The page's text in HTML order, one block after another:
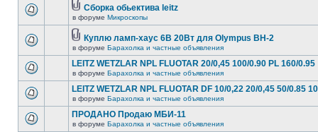
Сборка обьектива leitz
в форуме Микроскопы
Куплю ламп-хаус 6В 20Вт для Olympus BH-2
в форуме Барахолка и частные объявления
LEITZ WETZLAR NPL FLUOTAR 20/0,45 100/0.90 PL 160/0.95
в форуме Барахолка и частные объявления
LEITZ WETZLAR NPL FLUOTAR DF 10/0,22 20/0,45 50/0.85
в форуме Барахолка и частные объявления
ПРОДАНО Продаю МБИ-11
в форуме Барахолка и частные объявления